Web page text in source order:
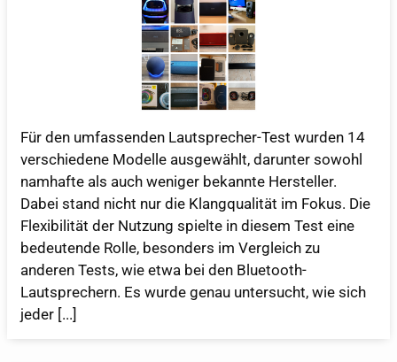
Für den umfassenden Lautsprecher-Test wurden 14
verschiedene Modelle ausgewählt, darunter sowohl
namhafte als auch weniger bekannte Hersteller.
Dabei stand nicht nur die Klangqualität im Fokus. Die
Flexibilität der Nutzung spielte in diesem Test eine
bedeutende Rolle, besonders im Vergleich zu
anderen Tests, wie etwa bei den Bluetooth-
Lautsprechern. Es wurde genau untersucht, wie sich
jeder [...]